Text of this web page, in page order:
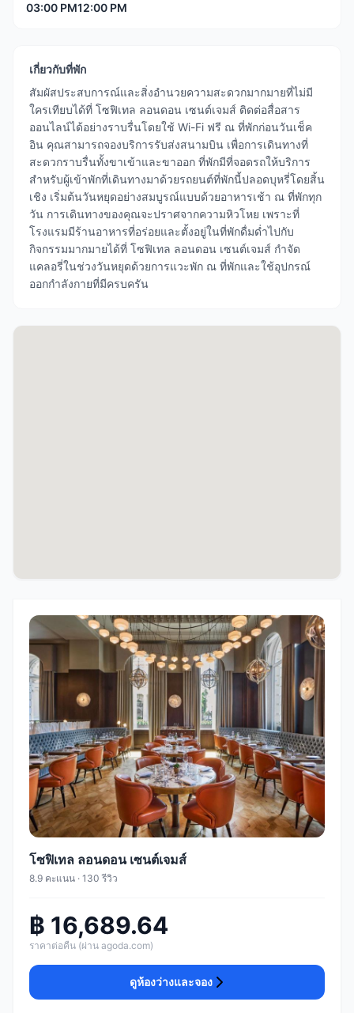
03:00 PM12:00 PM
เกี่ยวกับที่พัก
สัมผัสประสบการณ์และสิ่งอำนวยความสะดวกมากมายที่ไม่มี
ใครเทียบได้ที่ โซฟิเทล ลอนดอน เซนต์เจมส์ ติดต่อสื่อสาร
ออนไลน์ได้อย่างราบรื่นโดยใช้ Wi-Fi ฟรี ณ ที่พักก่อนวันเช็ค
อิน คุณสามารถจองบริการรับส่งสนามบิน เพื่อการเดินทางที่
สะดวกราบรื่นทั้งขาเข้าและขาออก ที่พักมีที่จอดรถให้บริการ
สำหรับผู้เข้าพักที่เดินทางมาด้วยรถยนต์ที่พักนี้ปลอดบุหรี่โดยสิ้น
เชิง เริ่มต้นวันหยุดอย่างสมบูรณ์แบบด้วยอาหารเช้า ณ ที่พักทุก
วัน การเดินทางของคุณจะปราศจากความหิวโหย เพราะที่
โรงแรมมีร้านอาหารที่อร่อยและตั้งอยู่ในที่พักดื่มด่ำไปกับ
กิจกรรมมากมายได้ที่ โซฟิเทล ลอนดอน เซนต์เจมส์ กำจัด
แคลอรี่ในช่วงวันหยุดด้วยการแวะพัก ณ ที่พักและใช้อุปกรณ์
ออกกำลังกายที่มีครบครัน
โซฟิเทล ลอนดอน เซนต์เจมส์
8.9 คะแนน · 130 รีวิว
฿ 16,689.64
ราคาต่อคืน (ผ่าน agoda.com)
ดูห้องว่างและจอง